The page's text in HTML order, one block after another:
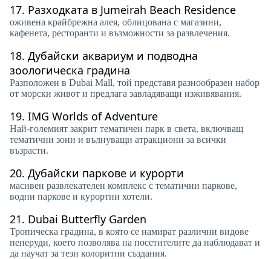
17. Разходката в Jumeirah Beach Residence
оживена крайбрежна алея, облицована с магазини,
кафенета, ресторанти и възможности за развлечения.
18. Дубайски аквариум и подводна
зоологическа градина
Разположен в Dubai Mall, той представя разнообразен набор
от морски живот и предлага завладяващи изживявания.
19. IMG Worlds of Adventure
Най-големият закрит тематичен парк в света, включващ
тематични зони и вълнуващи атракциони за всички
възрасти.
20. Дубайски паркове и курорти
масивен развлекателен комплекс с тематични паркове,
водни паркове и курортни хотели.
21. Dubai Butterfly Garden
Тропическа градина, в която се намират различни видове
пеперуди, което позволява на посетителите да наблюдават и
да научат за тези колоритни създания.